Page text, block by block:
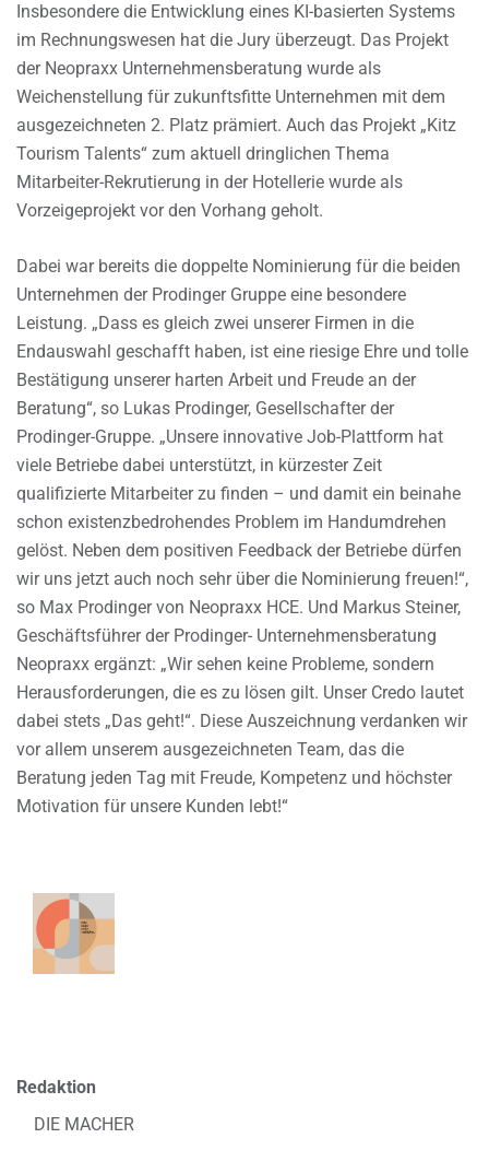
Insbesondere die Entwicklung eines KI-basierten Systems
im Rechnungswesen hat die Jury überzeugt. Das Projekt
der Neopraxx Unternehmensberatung wurde als
Weichenstellung für zukunftsfitte Unternehmen mit dem
ausgezeichneten 2. Platz prämiert. Auch das Projekt „Kitz
Tourism Talents“ zum aktuell dringlichen Thema
Mitarbeiter-Rekrutierung in der Hotellerie wurde als
Vorzeigeprojekt vor den Vorhang geholt.
Dabei war bereits die doppelte Nominierung für die beiden
Unternehmen der Prodinger Gruppe eine besondere
Leistung. „Dass es gleich zwei unserer Firmen in die
Endauswahl geschafft haben, ist eine riesige Ehre und tolle
Bestätigung unserer harten Arbeit und Freude an der
Beratung“, so Lukas Prodinger, Gesellschafter der
Prodinger-Gruppe. „Unsere innovative Job-Plattform hat
viele Betriebe dabei unterstützt, in kürzester Zeit
qualifizierte Mitarbeiter zu finden – und damit ein beinahe
schon existenzbedrohendes Problem im Handumdrehen
gelöst. Neben dem positiven Feedback der Betriebe dürfen
wir uns jetzt auch noch sehr über die Nominierung freuen!“,
so Max Prodinger von Neopraxx HCE. Und Markus Steiner,
Geschäftsführer der Prodinger- Unternehmensberatung
Neopraxx ergänzt: „Wir sehen keine Probleme, sondern
Herausforderungen, die es zu lösen gilt. Unser Credo lautet
dabei stets „Das geht!“. Diese Auszeichnung verdanken wir
vor allem unserem ausgezeichneten Team, das die
Beratung jeden Tag mit Freude, Kompetenz und höchster
Motivation für unsere Kunden lebt!“
Redaktion
DIE MACHER